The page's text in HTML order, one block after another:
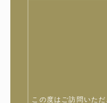
この度はご訪問いた